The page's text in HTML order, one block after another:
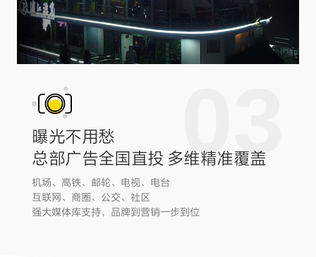
曝光不用愁
总部广告全国直投 多维精准覆盖
机场、高铁、邮轮、电视、电台
互联网、商圈、公交、社区
强大媒体库支持，品牌到营销一步到位
03